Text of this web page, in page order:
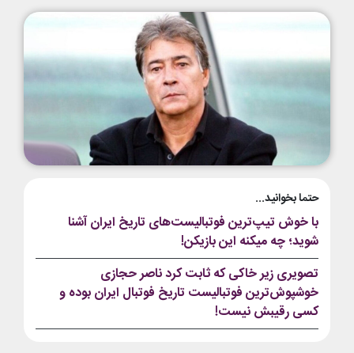
حتما بخوانید...
با خوش تیپ‌ترین فوتبالیست‌های تاریخ ایران آشنا
شوید؛ چه میکنه این بازیکن!
تصویری زیر خاکی که ثابت کرد ناصر حجازی
خوشپوش‌ترین فوتبالیست تاریخ فوتبال ایران بوده و
کسی رقیبش نیست!